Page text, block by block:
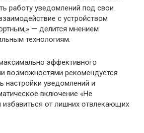
работу уведомлений под свои
с устройством
— делится мнением
технологиям.
эффективного
возможностями рекомендуется
настройки уведомлений и
включение «Не
избавиться от лишних отвлекающих